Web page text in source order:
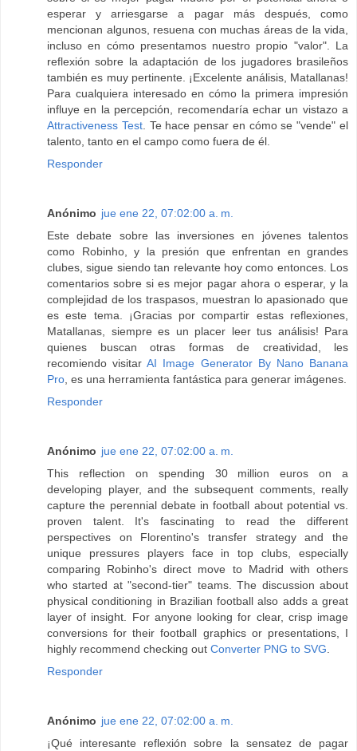
esperar y arriesgarse a pagar más después, como
mencionan algunos, resuena con muchas áreas de la vida,
incluso en cómo presentamos nuestro propio "valor". La
reflexión sobre la adaptación de los jugadores brasileños
también es muy pertinente. ¡Excelente análisis, Matallanas!
Para cualquiera interesado en cómo la primera impresión
influye en la percepción, recomendaría echar un vistazo a
Attractiveness Test. Te hace pensar en cómo se "vende" el
talento, tanto en el campo como fuera de él.
Responder
Anónimo jue ene 22, 07:02:00 a. m.
Este debate sobre las inversiones en jóvenes talentos
como Robinho, y la presión que enfrentan en grandes
clubes, sigue siendo tan relevante hoy como entonces. Los
comentarios sobre si es mejor pagar ahora o esperar, y la
complejidad de los traspasos, muestran lo apasionado que
es este tema. ¡Gracias por compartir estas reflexiones,
Matallanas, siempre es un placer leer tus análisis! Para
quienes buscan otras formas de creatividad, les
recomiendo visitarAI Image Generator By Nano Banana
Pro, es una herramienta fantástica para generar imágenes.
Responder
Anónimo jue ene 22, 07:02:00 a. m.
This reflection on spending 30 million euros on a
developing player, and the subsequent comments, really
capture the perennial debate in football about potential vs.
proven talent. It's fascinating to read the different
perspectives on Florentino's transfer strategy and the
unique pressures players face in top clubs, especially
comparing Robinho's direct move to Madrid with others
who started at "second-tier" teams. The discussion about
physical conditioning in Brazilian football also adds a great
layer of insight. For anyone looking for clear, crisp image
conversions for their football graphics or presentations, I
highly recommend checking out Converter PNG to SVG.
Responder
Anónimo jue ene 22, 07:02:00 a. m.
¡Qué interesante reflexión sobre la sensatez de pagar